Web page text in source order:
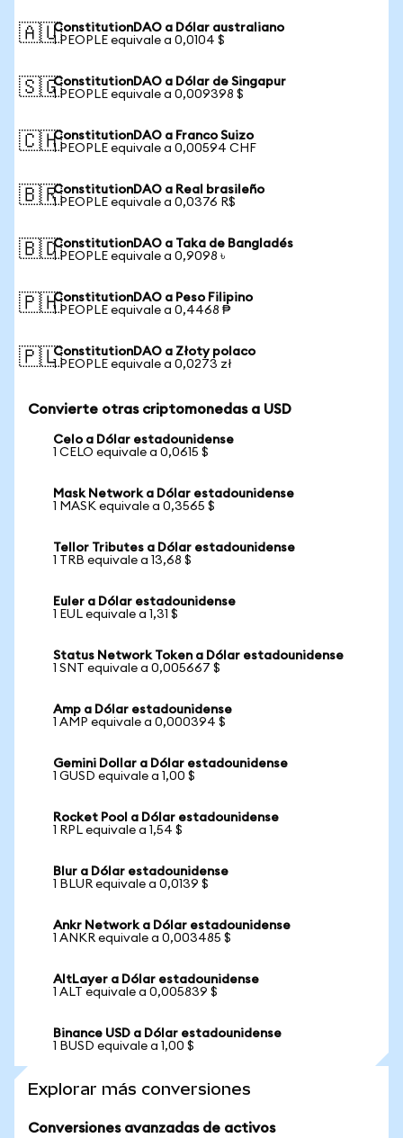
🇦🇺ConstitutionDAO a Dólar australiano
1 PEOPLE equivale a 0,0104 $
🇸🇬ConstitutionDAO a Dólar de Singapur
1 PEOPLE equivale a 0,009398 $
🇨🇭ConstitutionDAO a Franco Suizo
1 PEOPLE equivale a 0,00594 CHF
🇧🇷ConstitutionDAO a Real brasileño
1 PEOPLE equivale a 0,0376 R$
🇧🇩ConstitutionDAO a Taka de Bangladés
1 PEOPLE equivale a 0,9098 ৳
🇵🇭ConstitutionDAO a Peso Filipino
1 PEOPLE equivale a 0,4468 ₱
🇵🇱ConstitutionDAO a Złoty polaco
1 PEOPLE equivale a 0,0273 zł
Convierte otras criptomonedas a USD
Celo a Dólar estadounidense
1 CELO equivale a 0,0615 $
Mask Network a Dólar estadounidense
1 MASK equivale a 0,3565 $
Tellor Tributes a Dólar estadounidense
1 TRB equivale a 13,68 $
Euler a Dólar estadounidense
1 EUL equivale a 1,31 $
Status Network Token a Dólar estadounidense
1 SNT equivale a 0,005667 $
Amp a Dólar estadounidense
1 AMP equivale a 0,000394 $
Gemini Dollar a Dólar estadounidense
1 GUSD equivale a 1,00 $
Rocket Pool a Dólar estadounidense
1 RPL equivale a 1,54 $
Blur a Dólar estadounidense
1 BLUR equivale a 0,0139 $
Ankr Network a Dólar estadounidense
1 ANKR equivale a 0,003485 $
AltLayer a Dólar estadounidense
1 ALT equivale a 0,005839 $
Binance USD a Dólar estadounidense
1 BUSD equivale a 1,00 $
Explorar más conversiones
Conversiones avanzadas de activos